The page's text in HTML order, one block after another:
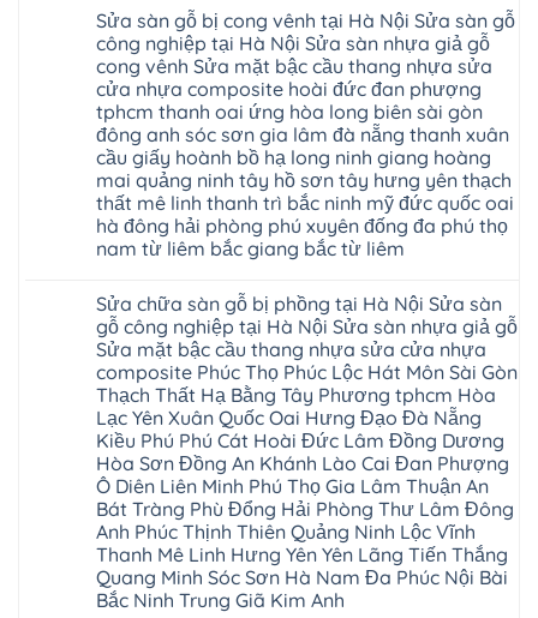
4mm
6mm
8mm
10mm
12mm
tại
nhà
Ziccos
Flortex
Wilson
black
Hobi
wood
Glotex
Kosmos
Hobi
wood
đế
cao
su
IXPE
Hưng
Yên
Sài
Gòn
Ân
Thi
Hoàng
Mai
Mỹ
Hào
Tiên
Lữ
Từ
Liêm
Phù
Cừ
sửa
chữa
Sửa
sàn
nhựa
giả
gỗ
hèm
khóa
giá
rẻ
4mm
6mm
8mm
10mm
12mm
chịu
nhà
hà
nội
Ziccos
Flortex
Wilson
black
Hobi
wood
Glotex
Kosmos
Hobi
wood
Charm
wood
đế
cao
su
IXPE
Phú
bình
luận
ở
Sửa
sàn
gỗ
bị
ngấm
nước
tại
Hà
Nội
Sửa
sàn
công
Hà
Nội
Sửa
sàn
giả
gỗ
cong
vênh
Sửa
mặt
bậc
cầu
thang
nhựa
sửa
cửa
nhựa
composite
tpHCM
Sửa sàn gỗ bị cong vênh tại Hà Nội Sửa sàn gỗ
công nghiệp tại Hà Nội Sửa sàn nhựa giả gỗ
cong vênh Sửa mặt bậc cầu thang nhựa sửa
cửa nhựa composite hoài đức đan phượng
tphcm thanh oai ứng hòa long biên sài gòn
đông anh sóc sơn gia lâm đà nẵng thanh xuân
cầu giấy hoành bồ hạ long ninh giang hoàng
mai quảng ninh tây hồ sơn tây hưng yên thạch
thất mê linh thanh trì bắc ninh mỹ đức quốc oai
hà đông hải phòng phú xuyên đống đa phú thọ
nam từ liêm bắc giang bắc từ liêm
bình
luận
ở
Sửa
sàn
gỗ
bị
cong
vênh
tại
Hà
Nội
Sửa
sàn
gỗ
công
nghiệp
tại
Hà
Nội
Sửa chữa sàn gỗ bị phồng tại Hà Nội Sửa sàn
gỗ công nghiệp tại Hà Nội Sửa sàn nhựa giả gỗ
Sửa mặt bậc cầu thang nhựa sửa cửa nhựa
composite Phúc Thọ Phúc Lộc Hát Môn Sài Gòn
Thạch Thất Hạ Bằng Tây Phương tphcm Hòa
Lạc Yên Xuân Quốc Oai Hưng Đạo Đà Nẵng
Kiều Phú Phú Cát Hoài Đức Lâm Đồng Dương
Hòa Sơn Đồng An Khánh Lào Cai Đan Phượng
Ô Diên Liên Minh Phú Thọ Gia Lâm Thuận An
Bát Tràng Phù Đổng Hải Phòng Thư Lâm Đông
Anh Phúc Thịnh Thiên Quảng Ninh Lộc Vĩnh
Thanh Mê Linh Hưng Yên Yên Lãng Tiến Thắng
Quang Minh Sóc Sơn Hà Nam Đa Phúc Nội Bài
Bắc Ninh Trung Giã Kim Anh